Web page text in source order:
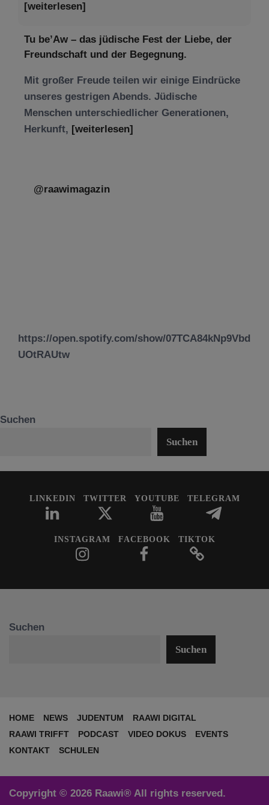
[weiterlesen]
Tu be’Aw – das jüdische Fest der Liebe, der
Freundschaft und der Begegnung.
Mit großer Freude teilen wir einige Eindrücke
unseres gestrigen Abends. Jüdische
Menschen unterschiedlicher Generationen,
Herkunft, [weiterlesen]
@raawimagazin
https://open.spotify.com/show/07TCA84kNp9Vbd
UOtRAUtw
Suchen
Suchen
LINKEDIN TWITTER YOUTUBE TELEGRAM
INSTAGRAM FACEBOOK TIKTOK
Suchen
Suchen
HOME NEWS JUDENTUM
RAAWI DIGITAL
RAAWI TRIFFT
PODCAST VIDEO DOKUS
EVENTS
KONTAKT
SCHULEN
Copyright © 2026 Raawi® All rights reserved.